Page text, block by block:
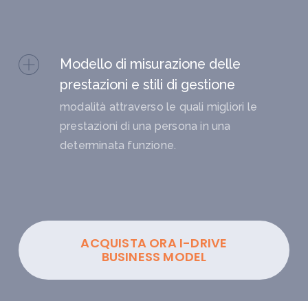
Modello di misurazione delle
prestazioni e stili di gestione
modalità attraverso le quali migliori le
prestazioni di una persona in una
determinata funzione.
ACQUISTA ORA I-DRIVE
BUSINESS MODEL